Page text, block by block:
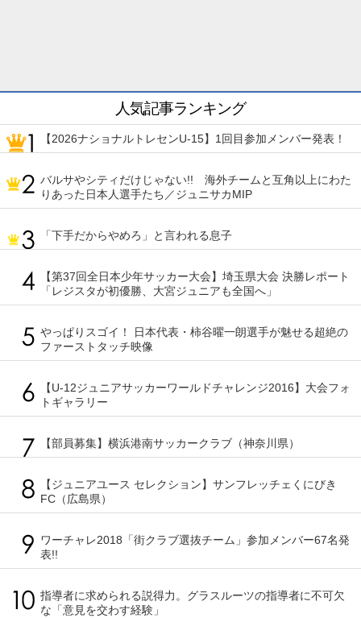
人気記事ランキング
【2026ナショナルトレセンU-15】1回目参加メンバー発表！
バルサやシティだけじゃない!! 海外チームと互角以上にわた
りあった日本人選手たち／ジュニサカMIP
「下手だからやめろ」と言われる息子
【第37回全日本少年サッカー大会】埼玉県大会 決勝レポート
「レジスタが初優勝、大宮ジュニアも全国へ」
やっぱりスゴイ！ 日本代表・柿谷曜一朗選手が魅せる超絶の
ファーストタッチ映像
【U-12ジュニアサッカーワールドチャレンジ2016】大会フォ
トギャラリー
【部員募集】横浜港南サッカークラブ（神奈川県）
【ジュニアユース セレクション】サンフレッチェくにびき
FC（広島県）
ワーチャレ2018「街クラブ選抜チーム」参加メンバー67名発
表!!
指導者に求められる説得力。グラスルーツの指導者に不可欠
な「意見を交わす経験」